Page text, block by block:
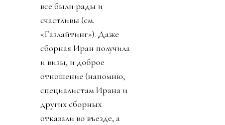
все были рады и
счастливы (см.
«Газлайтинг»). Даже
сборная Иран получила
и визы, и доброе
отношение (напомню,
специалистам Ирана и
других сборных
отказали во въезде, а